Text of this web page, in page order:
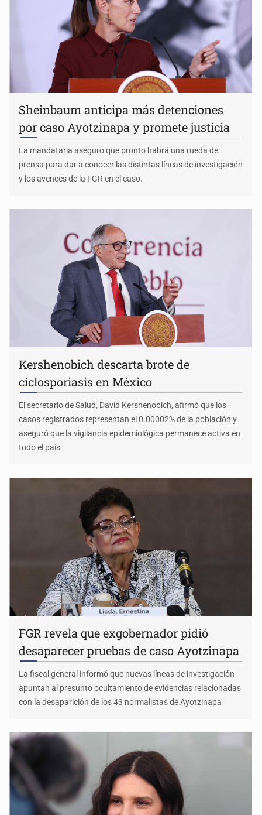
Sheinbaum anticipa más detenciones
por caso Ayotzinapa y promete justicia
La mandataria aseguro que pronto habrá una rueda de
prensa para dar a conocer las distintas líneas de investigación
y los avences de la FGR en el caso.
Kershenobich descarta brote de
ciclosporiasis en México
El secretario de Salud, David Kershenobich, afirmó que los
casos registrados representan el 0.00002% de la población y
aseguró que la vigilancia epidemiológica permanece activa en
todo el país
FGR revela que exgobernador pidió
desaparecer pruebas de caso Ayotzinapa
La fiscal general informó que nuevas líneas de investigación
apuntan al presunto ocultamiento de evidencias relacionadas
con la desaparición de los 43 normalistas de Ayotzinapa